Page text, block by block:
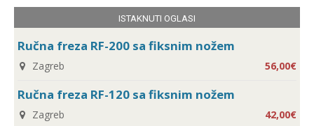
ISTAKNUTI OGLASI
Ručna freza RF-200 sa fiksnim nožem
Zagreb 56,00€
Ručna freza RF-120 sa fiksnim nožem
Zagreb 42,00€